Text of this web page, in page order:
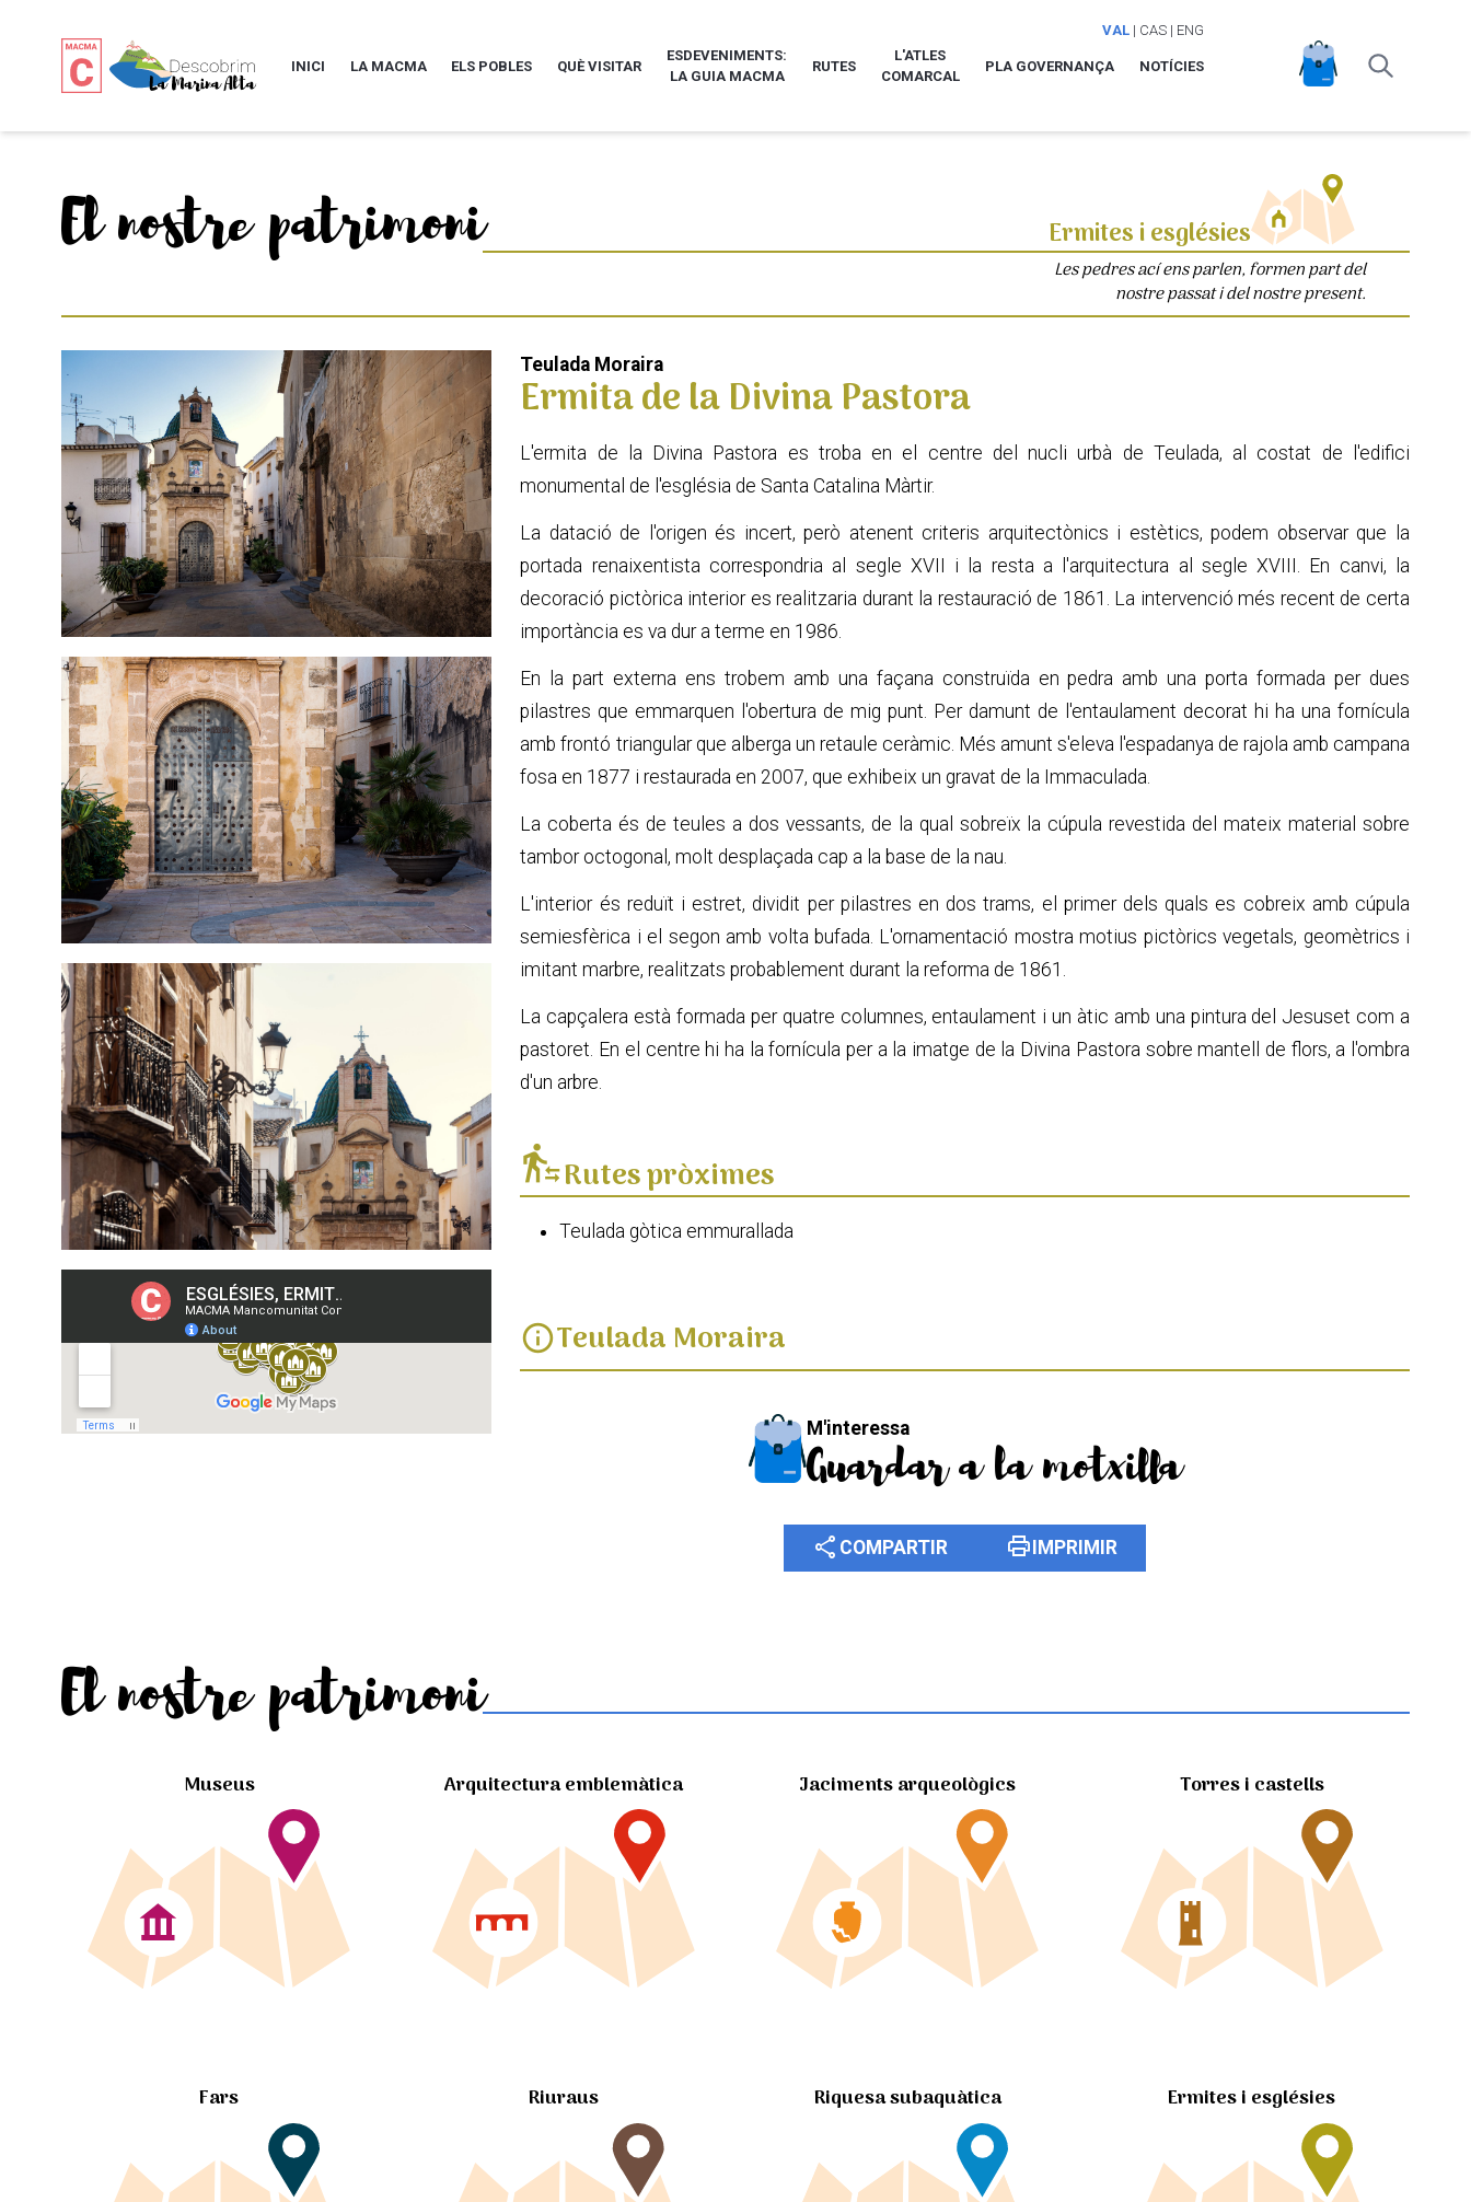
VAL| CAS| ENG
INICI LA MACMA ELS POBLES QUÈ VISITAR
ESDEVENIMENTS:
LA GUIA MACMA
RUTES
L'ATLES
COMARCAL
PLA GOVERNANÇA NOTÍCIES
El nostre patrimoni Ermites i esglésies
Les pedres ací ens parlen, formen part del
nostre passat i del nostre present.
Teulada Moraira
Ermita de la Divina Pastora
L'ermita de la Divina Pastora es troba en el centre del nucli urbà de Teulada, al costat de l'edifici
monumental de l'església de Santa Catalina Màrtir.
La datació de l'origen és incert, però atenent criteris arquitectònics i estètics, podem observar que la
portada renaixentista correspondria al segle XVII i la resta a l'arquitectura al segle XVIII. En canvi, la
decoració pictòrica interior es realitzaria durant la restauració de 1861. La intervenció més recent de certa
importància es va dur a terme en 1986.
En la part externa ens trobem amb una façana construïda en pedra amb una porta formada per dues
pilastres que emmarquen l'obertura de mig punt. Per damunt de l'entaulament decorat hi ha una fornícula
amb frontó triangular que alberga un retaule ceràmic. Més amunt s'eleva l'espadanya de rajola amb campana
fosa en 1877 i restaurada en 2007, que exhibeix un gravat de la Immaculada.
La coberta és de teules a dos vessants, de la qual sobreïx la cúpula revestida del mateix material sobre
tambor octogonal, molt desplaçada cap a la base de la nau.
L'interior és reduït i estret, dividit per pilastres en dos trams, el primer dels quals es cobreix amb cúpula
semiesfèrica i el segon amb volta bufada. L'ornamentació mostra motius pictòrics vegetals, geomètrics i
imitant marbre, realitzats probablement durant la reforma de 1861.
La capçalera està formada per quatre columnes, entaulament i un àtic amb una pintura del Jesuset com a
pastoret. En el centre hi ha la fornícula per a la imatge de la Divina Pastora sobre mantell de flors, a l'ombra
d'un arbre.
transfer_within_a_stationRutes pròximes
Teulada gòtica emmurallada
infoTeulada Moraira
M'interessa
Guardar a la motxilla
share COMPARTIR print IMPRIMIR
El nostre patrimoni
Museus Arquitectura emblemàtica Jaciments arqueològics Torres i castells
Fars Riuraus Riquesa subaquàtica Ermites i esglésies